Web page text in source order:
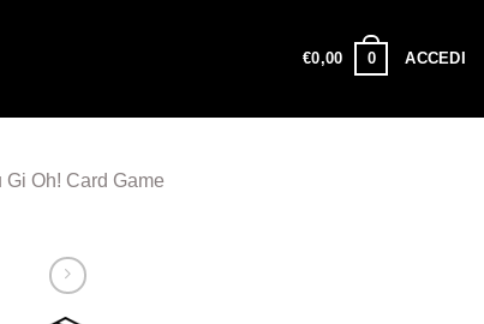
€0,00 0 ACCEDI
Gi Oh! Card Game